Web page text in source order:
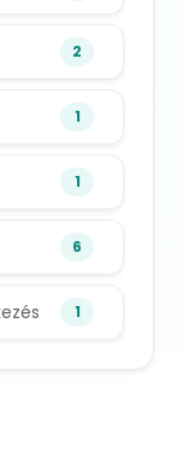
2
1
1
6
1